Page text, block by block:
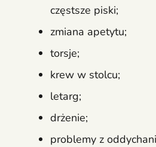
częstsze piski;
zmiana apetytu;
torsje;
krew w stolcu;
letarg;
drżenie;
problemy z